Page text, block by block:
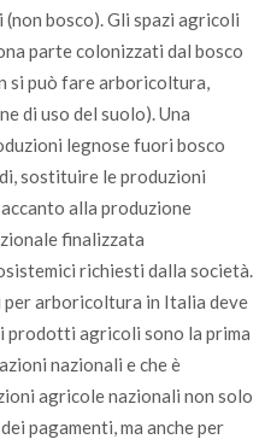
bosco). Gli spazi agricoli
parte colonizzati dal bosco
si può fare arboricoltura,
di uso del suolo). Una
legnose fuori bosco
sostituire le produzioni
alla produzione
finalizzata
richiesti dalla società.
arboricoltura in Italia deve
prodotti agricoli sono la prima
nazionali e che è
agricole nazionali non solo
pagamenti, ma anche per